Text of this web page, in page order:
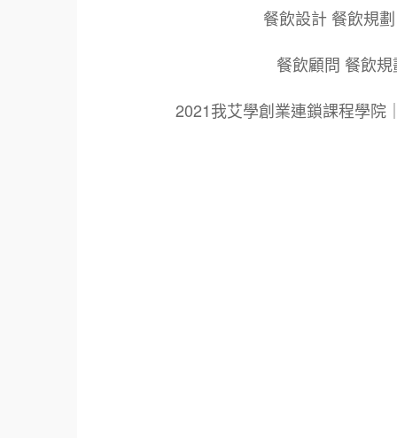
餐飲設計 餐飲規
餐飲顧問 餐飲
2021我艾學創業連鎖課程學院